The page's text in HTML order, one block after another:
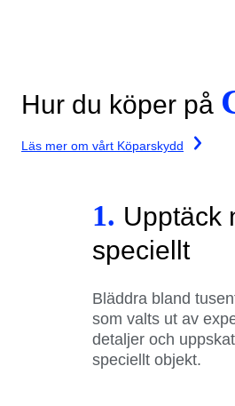
Hur du köper på
Läs mer om vårt Köparskydd
1. Upptäck
speciellt
Bläddra bland
som valts ut av
detaljer och
speciellt objekt.